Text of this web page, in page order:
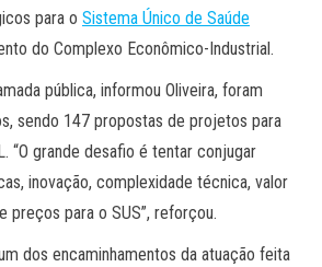
para o Sistema Único de Saúde
do Complexo Econômico-Industrial.
pública, informou Oliveira, foram
sendo 147 propostas de projetos para
“O grande desafio é tentar conjugar
inovação, complexidade técnica, valor
preços para o SUS”, reforçou.
dos encaminhamentos da atuação feita